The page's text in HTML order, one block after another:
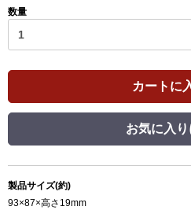
数量
カートに
お気に入
製品サイズ(約)
93×87×高さ19mm